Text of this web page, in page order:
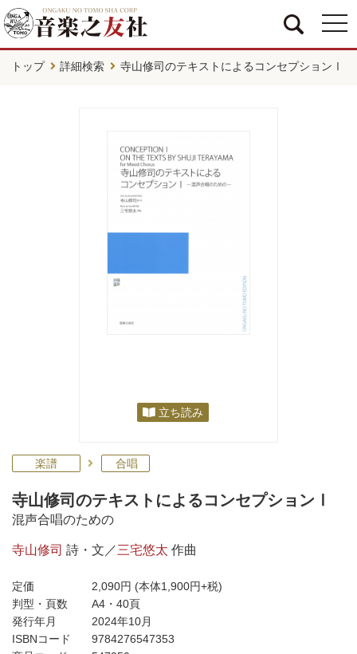
トップ 詳細検索 寺山修司のテキストによるコンセプションⅠ
立ち読み
楽譜 合唱
寺山修司のテキストによるコンセプションⅠ
混声合唱のための
寺山修司 詩・文／三宅悠太 作曲
定価 2,090円 (本体1,900円+税)
判型・頁数
A4・40頁
発行年月
2024年10月
ISBNコード
9784276547353